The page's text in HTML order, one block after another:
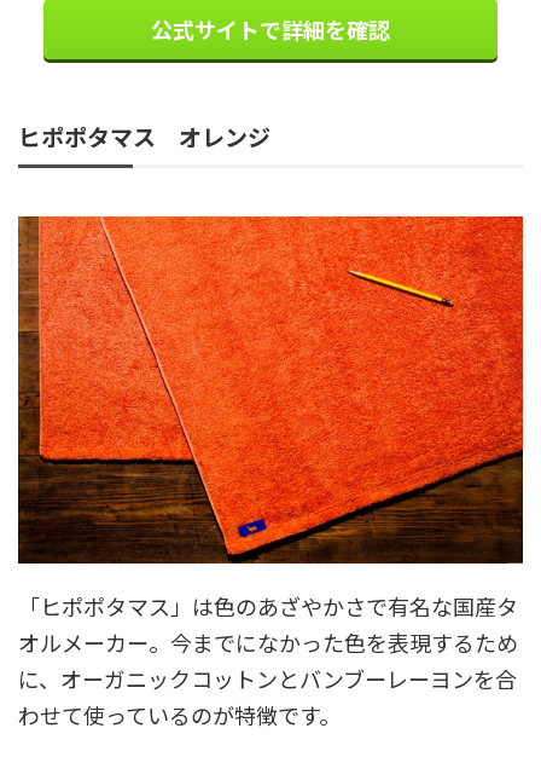
公式サイトで詳細を確認
ヒポポタマス オレンジ
「ヒポポタマス」は色のあざやかさで有名な国産タ
オルメーカー。今までになかった色を表現するため
に、オーガニックコットンとバンブーレーヨンを合
わせて使っているのが特徴です。